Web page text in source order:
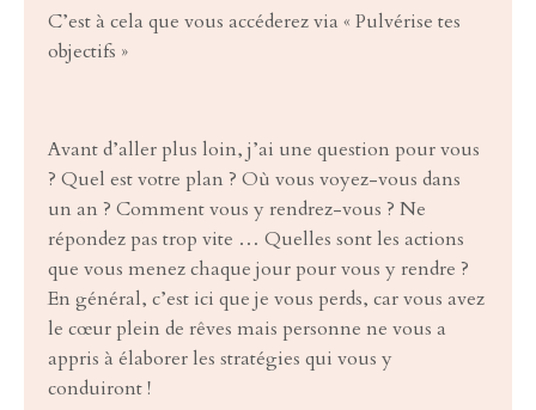
C’est à cela que vous accéderez via « Pulvérise tes
objectifs »
Avant d’aller plus loin, j’ai une question pour vous
? Quel est votre plan ? Où vous voyez-vous dans
un an ? Comment vous y rendrez-vous ? Ne
répondez pas trop vite … Quelles sont les actions
que vous menez chaque jour pour vous y rendre ?
En général, c’est ici que je vous perds, car vous avez
le cœur plein de rêves mais personne ne vous a
appris à élaborer les stratégies qui vous y
conduiront !